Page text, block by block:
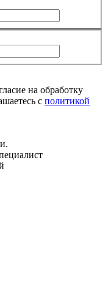
на обработку
с политикой